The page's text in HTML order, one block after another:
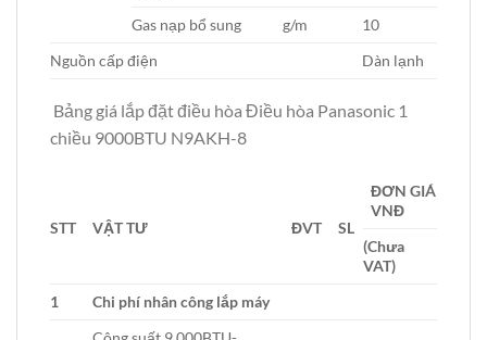
Gas nạp bổ sung g/m
10
Nguồn cấp điện
Dàn lạnh
Bảng giá lắp đặt điều hòa Điều hòa Panasonic 1
chiều 9000BTU N9AKH-8
STT VẬT TƯ ĐVT SL
ĐƠN GIÁ
VNĐ
(Chưa
VAT)
1
Chi phí nhân công lắp máy